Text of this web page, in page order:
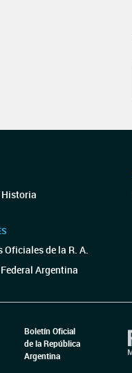
Historia
Oficiales de la R. A.
Argentina
Boletín Oficial
de la República
Argentina